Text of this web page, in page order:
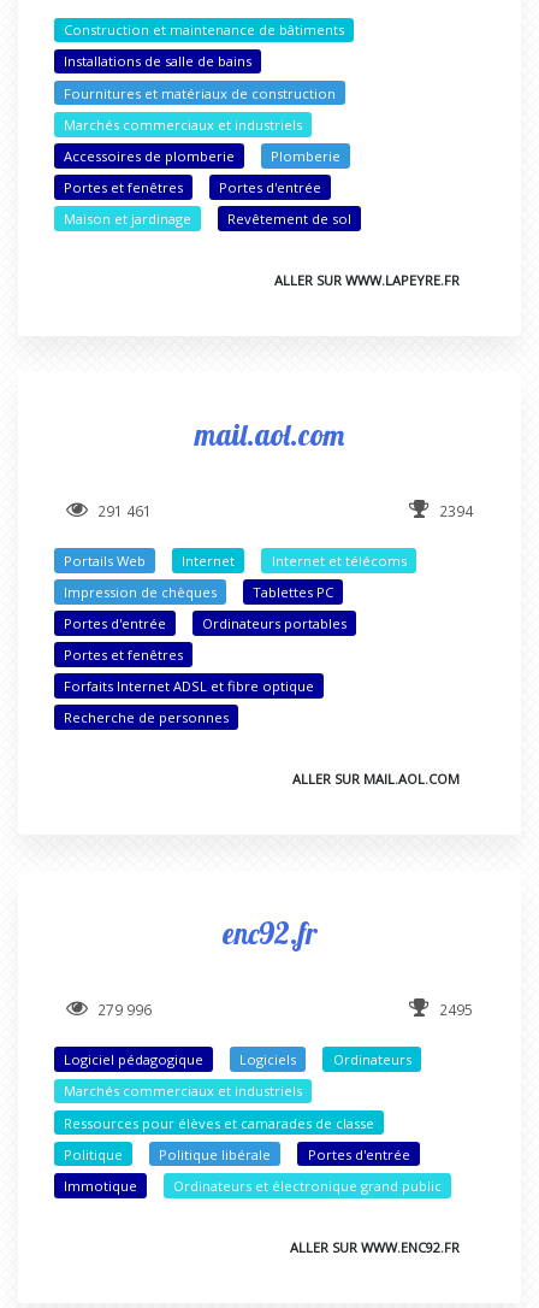
Construction et maintenance de bâtiments
Installations de salle de bains
Fournitures et matériaux de construction
Marchés commerciaux et industriels
Accessoires de plomberie
Plomberie
Portes et fenêtres
Portes d'entrée
Maison et jardinage
Revêtement de sol
ALLER SUR WWW.LAPEYRE.FR
mail.aol.com
291 461 2394
Portails Web Internet
Internet et télécoms
Impression de chèques
Tablettes PC
Portes d'entrée
Ordinateurs portables
Portes et fenêtres
Forfaits Internet ADSL et fibre optique
Recherche de personnes
ALLER SUR MAIL.AOL.COM
enc92.fr
279 996 2495
Logiciel pédagogique Logiciels
Ordinateurs
Marchés commerciaux et industriels
Ressources pour élèves et camarades de classe
Politique
Politique libérale
Portes d'entrée
Immotique
Ordinateurs et électronique grand public
ALLER SUR WWW.ENC92.FR